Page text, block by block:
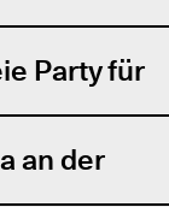
Party für
an der